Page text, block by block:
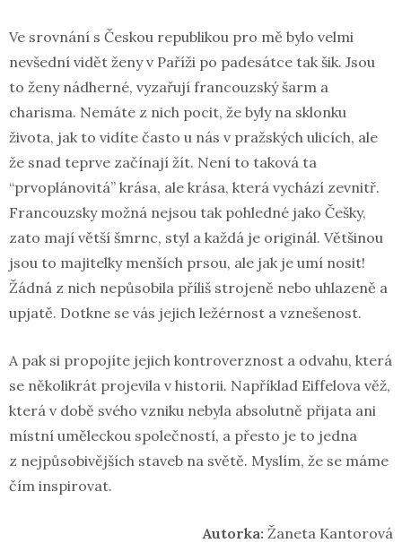
Ve srovnání s Českou republikou pro mě bylo velmi
nevšední vidět ženy v Paříži po padesátce tak šik. Jsou
to ženy nádherné, vyzařují francouzský šarm a
charisma. Nemáte z nich pocit, že byly na sklonku
života, jak to vidíte často u nás v pražských ulicích, ale
že snad teprve začínají žít. Není to taková ta
“prvoplánovitá” krása, ale krása, která vychází zevnitř.
Francouzsky možná nejsou tak pohledné jako Češky,
zato mají větší šmrnc, styl a každá je originál. Většinou
jsou to majitelky menších prsou, ale jak je umí nosit!
Žádná z nich nepůsobila příliš strojeně nebo uhlazeně a
upjatě. Dotkne se vás jejich ležérnost a vznešenost.
A pak si propojíte jejich kontroverznost a odvahu, která
se několikrát projevila v historii. Například Eiffelova věž,
která v době svého vzniku nebyla absolutně přijata ani
místní uměleckou společností, a přesto je to jedna
z nejpůsobivějších staveb na světě. Myslím, že se máme
čím inspirovat.
Autorka: Žaneta Kantorová